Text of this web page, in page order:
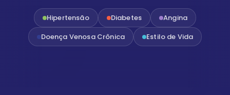
Hipertensão Diabetes
Angina
Doença Venosa Crônica
Estilo de Vida